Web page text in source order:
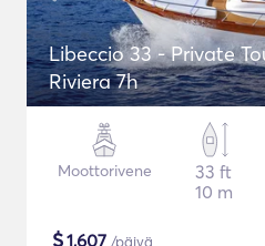
Libeccio 33 - Private
Riviera 7h
Moottorivene
33 ft
10 m
$1,607 /päivä